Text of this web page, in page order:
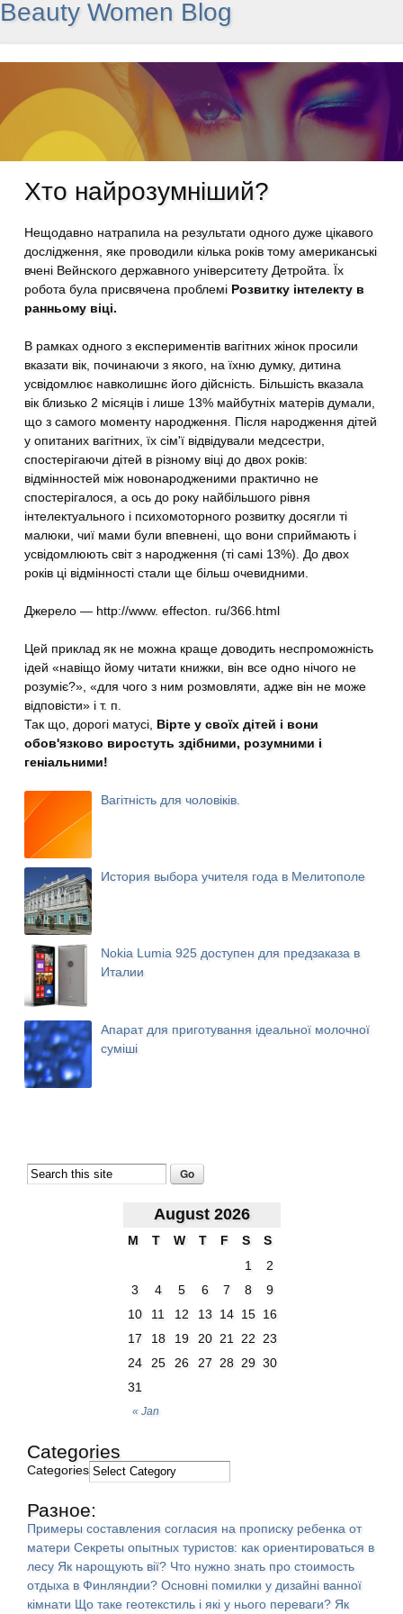
Beauty Women Blog
Хто найрозумніший?
Нещодавно натрапила на результати одного дуже цікавого
дослідження, яке проводили кілька років тому американські
вчені Вейнского державного університету Детройта. Їх
робота була присвячена проблемі Розвитку інтелекту в
ранньому віці.
В рамках одного з експериментів вагітних жінок просили
вказати вік, починаючи з якого, на їхню думку, дитина
усвідомлює навколишнє його дійсність. Більшість вказала
вік близько 2 місяців і лише 13% майбутніх матерів думали,
що з самого моменту народження. Після народження дітей
у опитаних вагітних, їх сім'ї відвідували медсестри,
спостерігаючи дітей в різному віці до двох років:
відмінностей між новонародженими практично не
спостерігалося, а ось до року найбільшого рівня
інтелектуального і психомоторного розвитку досягли ті
малюки, чиї мами були впевнені, що вони сприймають і
усвідомлюють світ з народження (ті самі 13%). До двох
років ці відмінності стали ще більш очевидними.
Джерело — http://www. effecton. ru/366.html
Цей приклад як не можна краще доводить неспроможність
ідей «навіщо йому читати книжки, він все одно нічого не
розуміє?», «для чого з ним розмовляти, адже він не може
відповісти» і т. п.
Так що, дорогі матусі, Вірте у своїх дітей і вони
обов'язково виростуть здібними, розумними і
геніальними!
Вагітність для чоловіків.
История выбора учителя года в Мелитополе
Nokia Lumia 925 доступен для предзаказа в
Италии
Апарат для приготування ідеальної молочної
суміші
August 2026
M T W T F S S
« Jan
1
2
3
4 5 6 7 8
9
10
11 12 13 14 15 16
17
18 19 20 21 22 23
24
25 26 27 28 29 30
31
Categories
Categories
Разное:
Примеры составления согласия на прописку ребенка от
матери Секреты опытных туристов: как ориентироваться в
лесу Як нарощують вії? Что нужно знать про стоимость
отдыха в Финляндии? Основні помилки у дизайні ванної
кімнати Що таке геотекстиль і які у нього переваги? Як